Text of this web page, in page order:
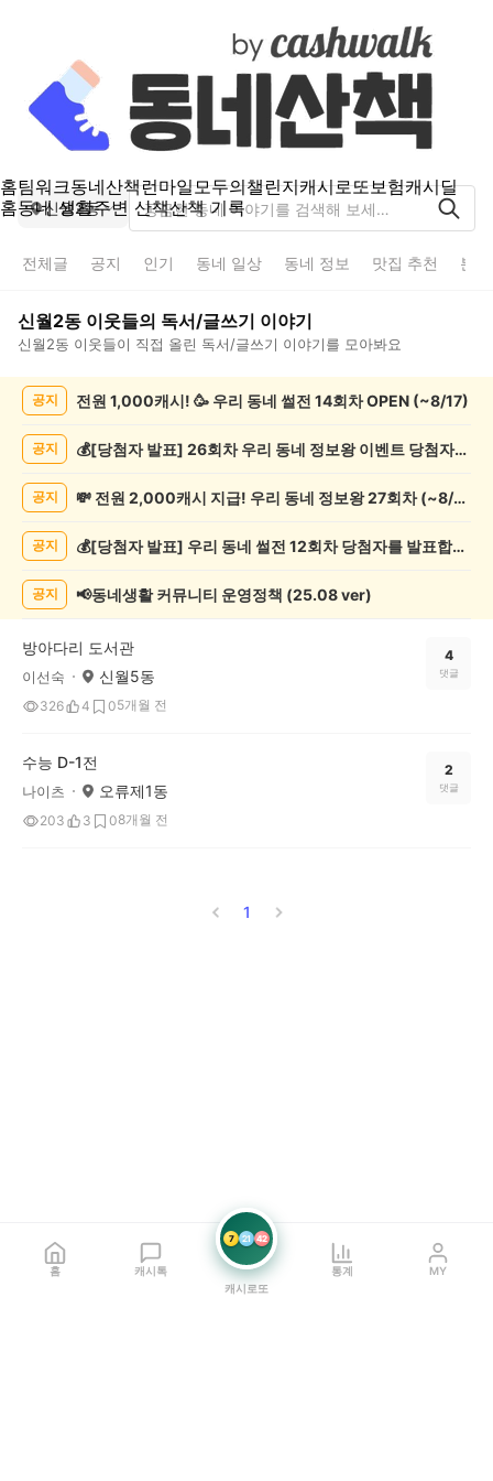
홈팀워크동네산책런마일모두의챌린지캐시로또보험캐시딜
홈동네 생활주변 산책산책 기록
신월2동
전체글 공지 인기 동네 일상 동네 정보 맛집 추천 분
신월2동 이웃들의 독서/글쓰기 이야기
신월2동 이웃들이 직접 올린 독서/글쓰기 이야기를 모아봐요
서/
글
공지 전원 1,000캐시! 🥳 우리 동네 썰전 14회차 OPEN (~8/17)
공지 💰[당첨자 발표] 26회차 우리 동네 정보왕 이벤트 당첨자를 발표합니다!
공지 💸 전원 2,000캐시 지급! 우리 동네 정보왕 27회차 (~8/10)
공지 💰[당첨자 발표] 우리 동네 썰전 12회차 당첨자를 발표합니다!
공지 📢동네생활 커뮤니티 운영정책 (25.08 ver)
방아다리 도서관
이선숙 신월5동
326 4 05개월 전
4
댓글
수능 D-1전
나이츠 오류제1동
203 3 08개월 전
2
댓글
1
홈 캐시톡
7 21 42
캐시로또
통계 MY